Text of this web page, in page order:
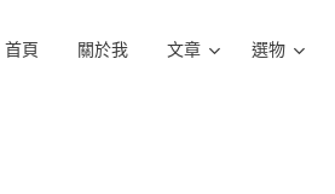
首頁 關於我 文章 選物